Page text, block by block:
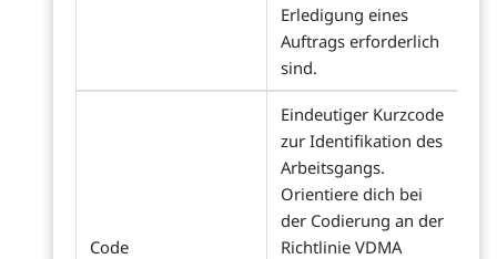
Erledigung eines
Auftrags erforderlich
sind.
Code
Eindeutiger Kurzcode
zur Identifikation des
Arbeitsgangs.
Orientiere dich bei
der Codierung an der
Richtlinie VDMA